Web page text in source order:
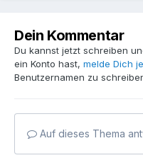
Dein Kommentar
Du kannst jetzt schreiben
ein Konto hast, melde Dich
Benutzernamen zu
Auf dieses Thema